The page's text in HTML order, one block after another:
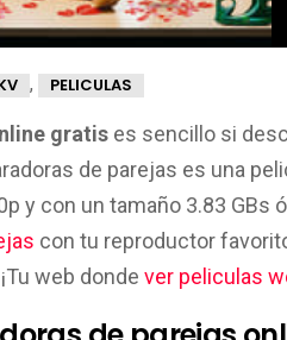
, PELICULAS
gratis es sencillo si
de parejas es una
y con un tamaño 3.83 GBs
con tu reproductor
web donde ver peliculas